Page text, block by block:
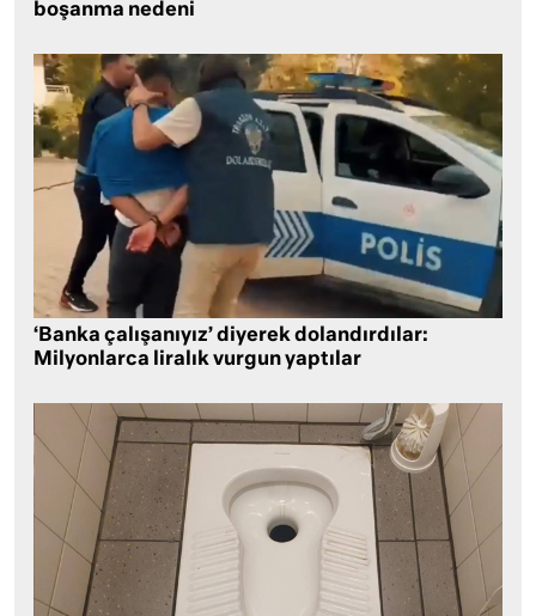
boşanma nedeni
‘Banka çalışanıyız’ diyerek dolandırdılar:
Milyonlarca liralık vurgun yaptılar